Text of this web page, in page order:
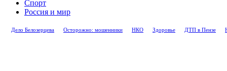
Спорт
Россия и мир
Дело Белозерцева Осторожно: мошенники НКО Здоровье ДТП в Пензе